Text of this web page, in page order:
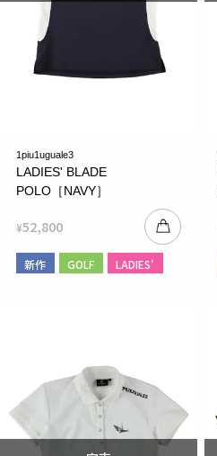
1piu1uguale3
LADIES' BLADE
POLO［NAVY］
¥52,800
新作 GOLF LADIES'